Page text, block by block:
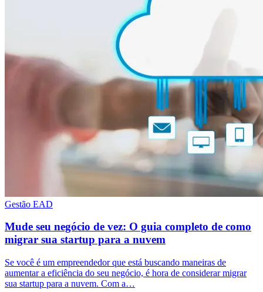
Gestão EAD
Mude seu negócio de vez: O guia completo de como
migrar sua startup para a nuvem
Se você é um empreendedor que está buscando maneiras de
aumentar a eficiência do seu negócio, é hora de considerar migrar
sua startup para a nuvem. Com a…